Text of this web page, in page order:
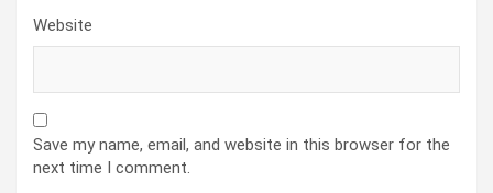
Website
Save my name, email, and website in this browser for the
next time I comment.